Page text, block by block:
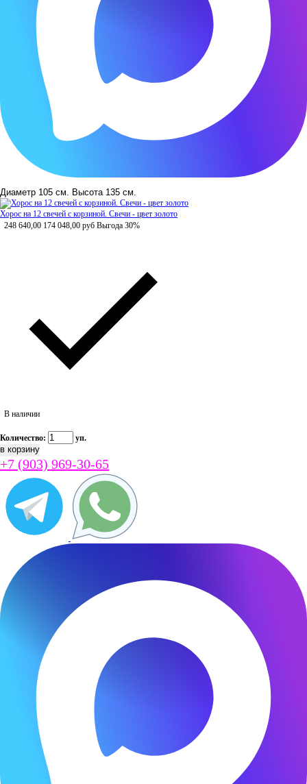
Диаметр 105 см. Высота 135 см.
Хорос на 12 свечей с корзиной. Свечи - цвет золото
248 640,00 174 048,00 руб Выгода 30%
В наличии
Количество: уп.
+7 (903) 969-30-65